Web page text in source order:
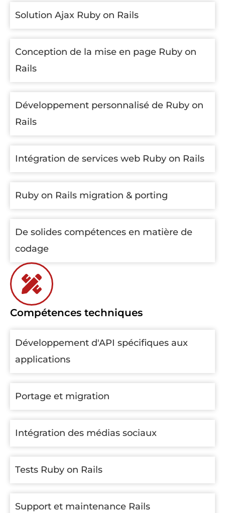
Solution Ajax Ruby on Rails
Conception de la mise en page Ruby on
Rails
Développement personnalisé de Ruby on
Rails
Intégration de services web Ruby on Rails
Ruby on Rails migration & porting
De solides compétences en matière de
codage
Compétences techniques
Développement d'API spécifiques aux
applications
Portage et migration
Intégration des médias sociaux
Tests Ruby on Rails
Support et maintenance Rails